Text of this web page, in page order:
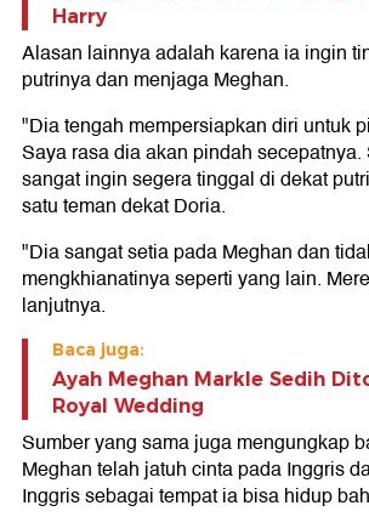
Harry
Alasan lainnya adalah karena ia ingin
putrinya dan menjaga Meghan.
"Dia tengah mempersiapkan diri untuk
Saya rasa dia akan pindah
sangat ingin segera tinggal di dekat
satu teman dekat Doria.
"Dia sangat setia pada Meghan dan
mengkhianatinya seperti yang lain.
lanjutnya.
Baca juga:
Ayah Meghan Markle Sedih
Royal Wedding
Sumber yang sama juga mengungkap
Meghan telah jatuh cinta pada Inggris
Inggris sebagai tempat ia bisa hidup